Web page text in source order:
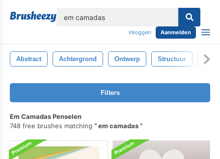
Inloggen Aanmelden
Abstract Achtergrond Ontwerp Structuur
Filters
Em Camadas Penselen
748 free brushes matching
em camadas